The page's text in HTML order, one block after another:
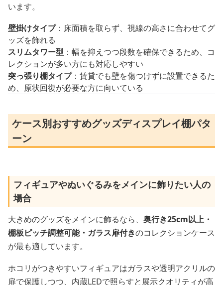
います。
壁掛けタイプ：床面積を取らず、視線の高さに合わせてグ
ッズを飾れる
スリムタワー型 ：幅を抑えつつ段数を確保できるため、コ
レクションが多い方にも対応しやすい
突っ張り棚タイプ：賃貸でも壁を傷つけずに設置できるた
め、原状回復が必要な方に向いている
ケース別おすすめグッズディスプレイ棚パタ
ーン
フィギュアやぬいぐるみをメインに飾りたい人の
場合
大きめのグッズをメインに飾るなら、 奥行き25cm以上・
棚板ピッチ調整可能・ガラス扉付きのコレクションケース
が最も適しています。
ホコリがつきやすいフィギュアはガラスや透明アクリルの
扉で保護しつつ、内蔵LEDで照らすと展示クオリティが高